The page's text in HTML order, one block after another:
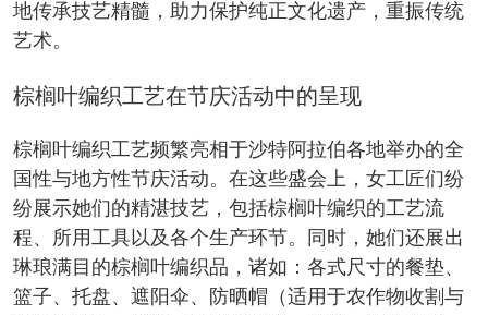
地传承技艺精髓，助力保护纯正文化遗产，重振传统
艺术。
棕榈叶编织工艺在节庆活动中的呈现
棕榈叶编织工艺频繁亮相于沙特阿拉伯各地举办的全
国性与地方性节庆活动。在这些盛会上，女工匠们纷
纷展示她们的精湛技艺，包括棕榈叶编织的工艺流
程、所用工具以及各个生产环节。同时，她们还展出
琳琅满目的棕榈叶编织品，诸如：各式尺寸的餐垫、
篮子、托盘、遮阳伞、防晒帽（适用于农作物收割与